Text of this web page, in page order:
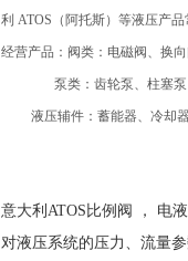
利 ATOS （阿托斯）等液压产
经营产品：阀类：电磁阀、换
泵类：齿轮泵、柱塞
液压辅件 ：蓄能器、冷却器
意大利ATOS比例阀 ， 电
对液压系统的压力、流量